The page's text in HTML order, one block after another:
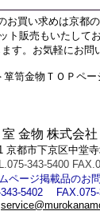
お買い求めは京都の
ト販売もいたしてお
す。お気軽にお問
箪笥金物ＴＯＰペー
室 金物 株式会社
京都市下京区中堂
343-5400
ページ掲載品のお
343-5402 FAX.075-